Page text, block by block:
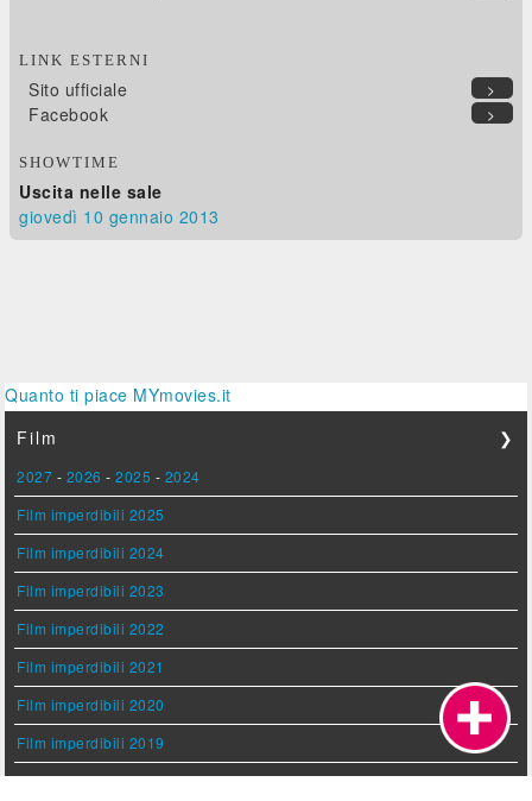
LINK ESTERNI
>
Sito ufficiale
>
Facebook
SHOWTIME
Uscita nelle sale
giovedì 10 gennaio 2013
Quanto ti piace MYmovies.it
Film
❯
2027 - 2026 -2025 - 2024
Film imperdibili 2025
Film imperdibili 2024
Film imperdibili 2023
Film imperdibili 2022
Film imperdibili 2021
Film imperdibili 2020
Film imperdibili 2019
Film imperdibili 2018